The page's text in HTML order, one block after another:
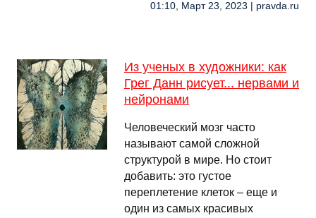
01:10, Март 23, 2023 | pravda.ru
Из ученых в художники: как
Грег Данн рисует... нервами и
нейронами
Человеческий мозг часто
называют самой сложной
структурой в мире. Но стоит
добавить: это густое
переплетение клеток – еще и
один из самых красивых